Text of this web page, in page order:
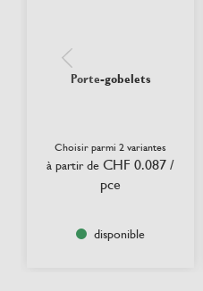
Porte-gobelets
Choisir parmi 2 variantes
à partir de CHF 0.087 /
pce
disponible